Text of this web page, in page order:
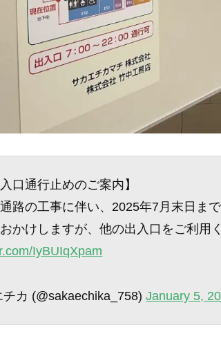
入口通行止めのご案内】
路の工事に伴い、2025年7月末日ま
かけしますが、他の出入口をご利用
IyBUIqXpam
カ (@sakaechika_758)January 5,